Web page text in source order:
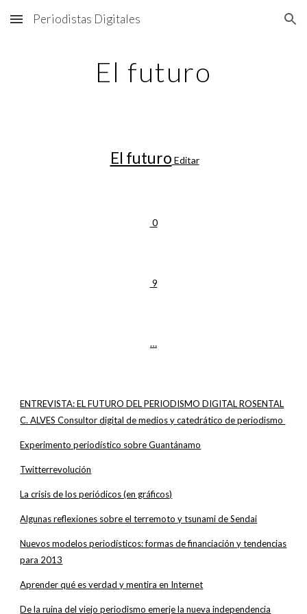
Skip to main content Skip to navigation
Periodistas Digitales
El futuro
El futuro Editar
0
9
…
ENTREVISTA: EL FUTURO DEL PERIODISMO DIGITAL ROSENTAL
C. ALVES Consultor digital de medios y catedrático de periodismo
Experimento periodístico sobre Guantánamo
Twitterrevolución
La crisis de los periódicos (en gráficos)
Algunas reflexiones sobre el terremoto y tsunami de Sendai
Nuevos modelos periodísticos: formas de financiación y tendencias
para 2013
Aprender qué es verdad y mentira en Internet
De la ruina del viejo periodismo emerje la nueva independencia